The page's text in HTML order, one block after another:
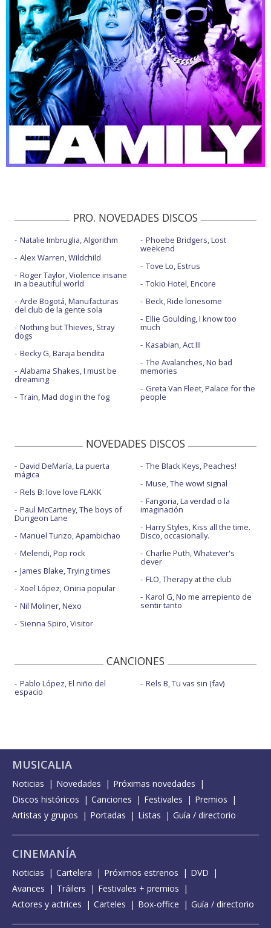
PRO. NOVEDADES DISCOS
Natalie Imbruglia, Algorithm
Alex Warren, Wildchild
Roger Taylor, Violence insane
in a beautiful world
Arde Bogotá, Manufacturas
del club de la gente sola
Nothing but Thieves, Stray
dogs
Becky G, Baraja bendita
Alabama Shakes, I must be
dreaming
Train, Mad dog in the fog
Phoebe Bridgers, Lost
weekend
Tove Lo, Estrus
Tokio Hotel, Encore
Beck, Ride lonesome
Ellie Goulding, I know too
much
Kasabian, Act III
The Avalanches, No bad
memories
Greta Van Fleet, Palace for the
people
NOVEDADES DISCOS
David DeMaría, La puerta
mágica
Rels B: love love FLAKK
Paul McCartney, The boys of
Dungeon Lane
Manuel Turizo, Apambichao
Melendi, Pop rock
James Blake, Trying times
Xoel López, Oniria popular
Nil Moliner, Nexo
Sienna Spiro, Visitor
The Black Keys, Peaches!
Muse, The wow! signal
Fangoria, La verdad o la
imaginación
Harry Styles, Kiss all the time.
Disco, occasionally.
Charlie Puth, Whatever's
clever
FLO, Therapy at the club
Karol G, No me arrepiento de
sentir tanto
CANCIONES
Pablo López, El niño del
espacio
Rels B, Tu vas sin (fav)
MUSICALIA
Noticias Novedades
Próximas novedades
Discos históricos
Canciones Festivales
Premios
Artistas y grupos
Portadas Listas Guía / directorio
CINEMANÍA
Noticias Cartelera Próximos estrenos
DVD
Avances
Tráilers
Festivales + premios
Actores y actrices
Carteles Box-office Guía / directorio